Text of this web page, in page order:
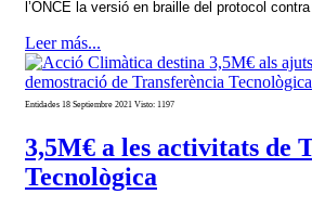
l’ONCE la versió en braille del protocol contra
Leer más...
Entidades 18 Septiembre 2021 Visto: 1197
3,5M€ a les activitats de
Tecnològica